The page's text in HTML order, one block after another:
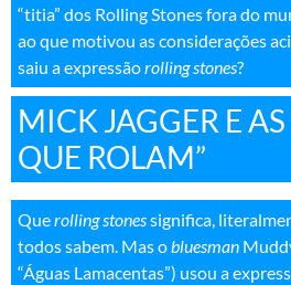
“titia” dos Rolling Stones fora do
ao que motivou as considerações
saiu a expressãorolling stones?
MICK JAGGER E AS
QUE ROLAM”
Querolling stonessignifica,
todos sabem. Mas obluesman
“Águas Lamacentas”) usou a